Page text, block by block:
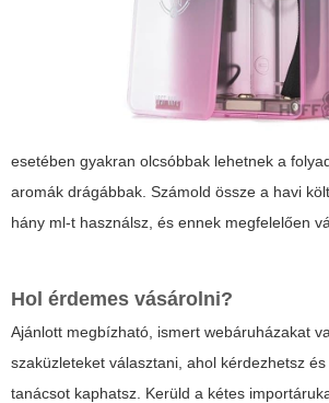
esetében gyakran olcsóbbak lehetnek a
aromák drágábbak. Számold össze a havi
hány ml-t használsz, és ennek megfelelően
Hol érdemes vásárolni?
Ajánlott megbízható, ismert webáruházakat
szaküzleteket választani, ahol kérdezhetsz
tanácsot kaphatsz. Kerüld a kétes